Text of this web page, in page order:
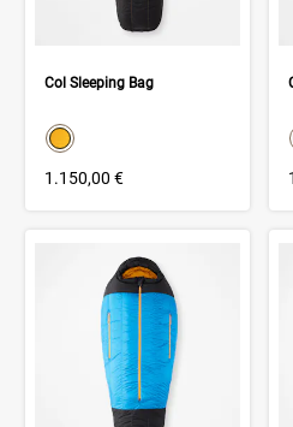
Col Sleeping Bag
color swatch
Select color
1.150,00 €